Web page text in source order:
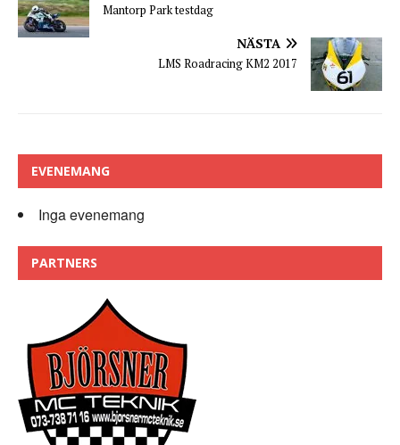
Mantorp Park testdag
NÄSTA
LMS Roadracing KM2 2017
EVENEMANG
Inga evenemang
PARTNERS